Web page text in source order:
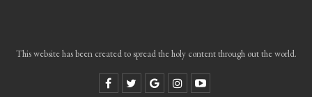
This website has been created to spread the holy content through out the world.